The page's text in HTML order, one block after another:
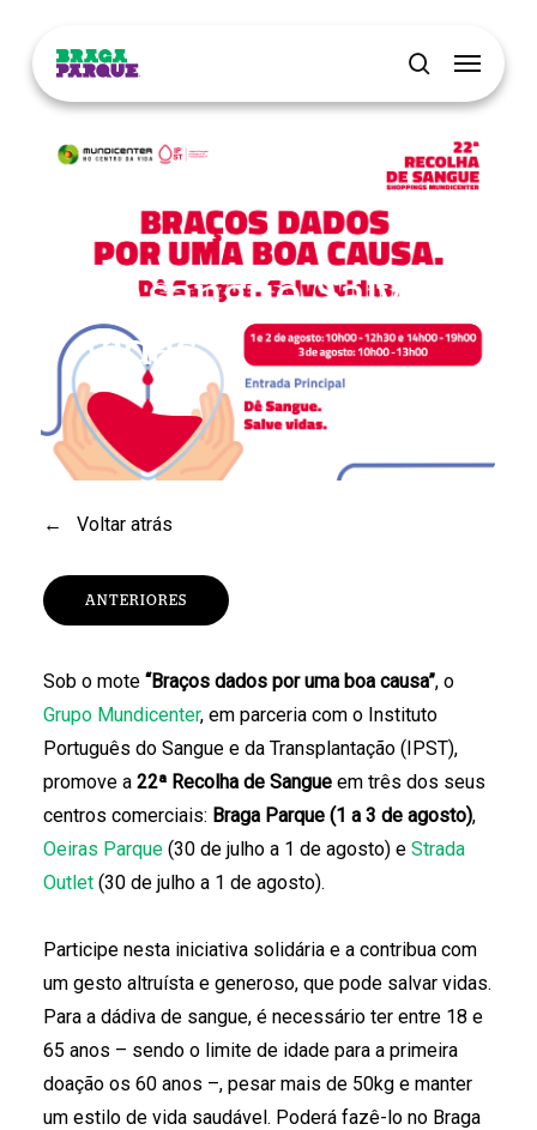
main
content
pesquisar
Menu
Dê sangue. Salve
vidas.
← Voltar atrás
ANTERIORES
Sob o mote “Braços dados por uma boa causa”, o
Grupo Mundicenter, em parceria com o Instituto
Português do Sangue e da Transplantação (IPST),
promove a 22ª Recolha de Sangueem três dos seus
centros comerciais: Braga Parque (1 a 3 de agosto),
Oeiras Parque(30 de julho a 1 de agosto) e Strada
Outlet(30 de julho a 1 de agosto).
Participe nesta iniciativa solidária e a contribua com
um gesto altruísta e generoso, que pode salvar vidas.
Para a dádiva de sangue, é necessário ter entre 18 e
65 anos – sendo o limite de idade para a primeira
doação os 60 anos –, pesar mais de 50kg e manter
um estilo de vida saudável. Poderá fazê-lo no Braga